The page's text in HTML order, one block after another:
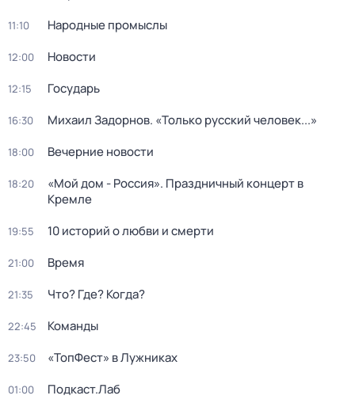
11:10 Народные промыслы
12:00 Новости
12:15 Государь
16:30 Михаил Задорнов. «Только русский человек...»
18:00 Вечерние новости
18:20
«Мой дом - Россия». Праздничный концерт в
Кремле
19:55 10 историй о любви и смерти
21:00 Время
21:35 Что? Где? Когда?
22:45 Команды
23:50 «ТопФест» в Лужниках
01:00 Подкаст.Лаб